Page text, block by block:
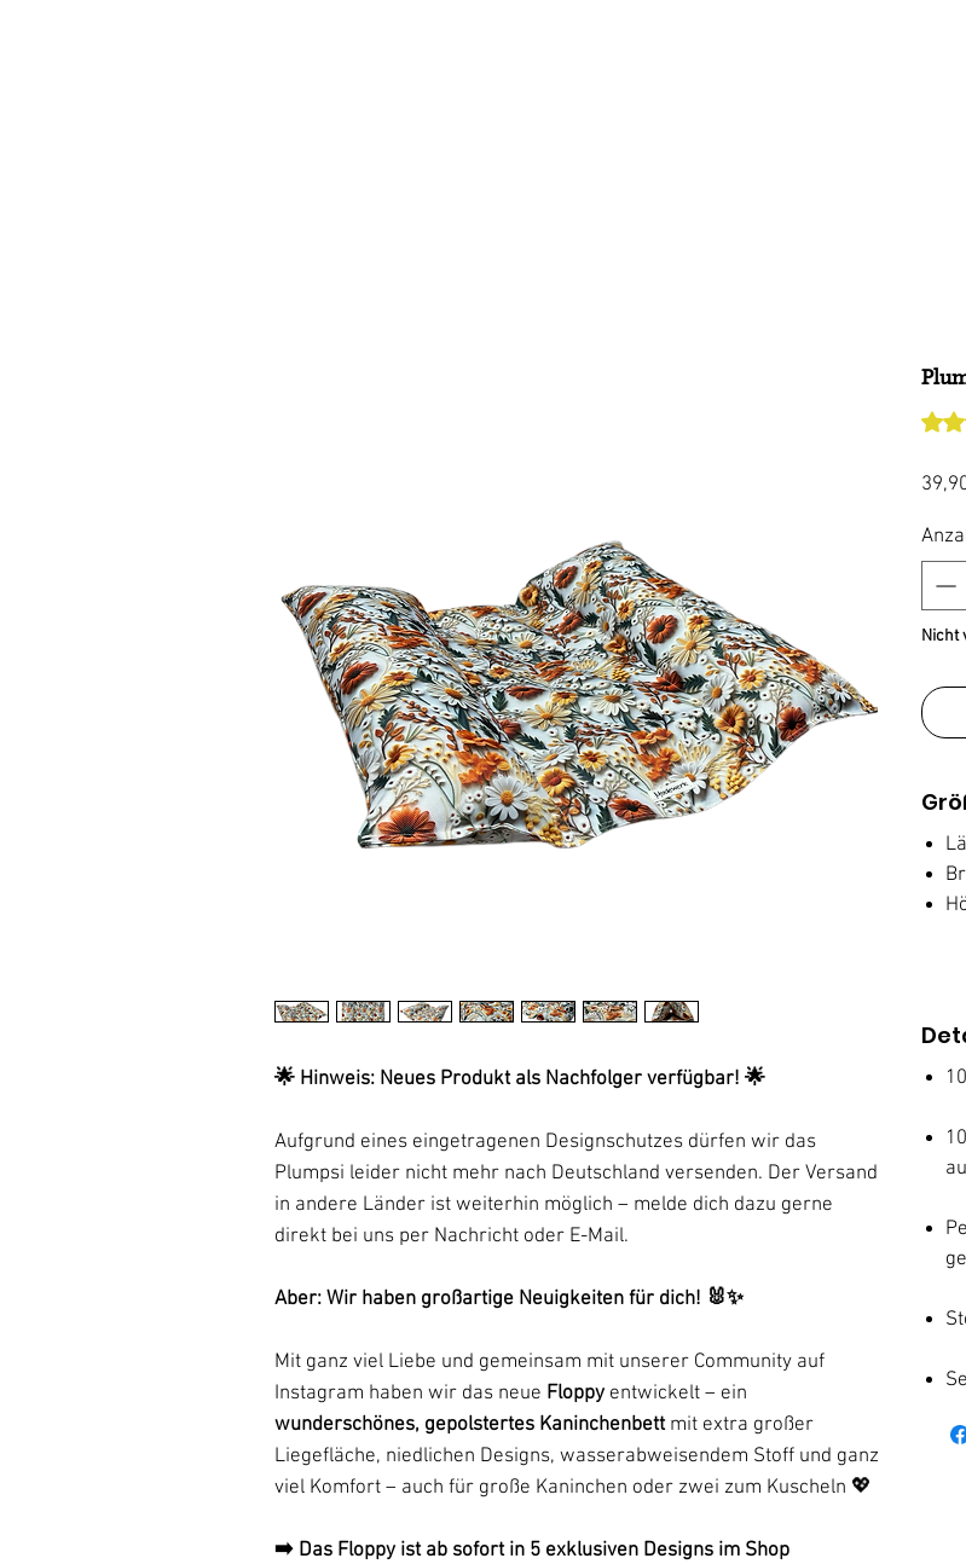
🌟 Hinweis: Neues Produkt als Nachfolger verfügbar! 🌟
Aufgrund eines eingetragenen Designschutzes dürfen wir das
Plumpsi leider nicht mehr nach Deutschland versenden. Der Versand
in andere Länder ist weiterhin möglich – melde dich dazu gerne
direkt bei uns per Nachricht oder E-Mail.
Aber: Wir haben großartige Neuigkeiten für dich! 🐰✨
Mit ganz viel Liebe und gemeinsam mit unserer Community auf
Instagram haben wir das neue Floppy entwickelt – ein
wunderschönes, gepolstertes Kaninchenbettmit extra großer
Liegefläche, niedlichen Designs, wasserabweisendem Stoff und ganz
viel Komfort – auch für große Kaninchen oder zwei zum Kuscheln 💖
➡️ Das Floppy ist ab sofort in 5 exklusiven Designs im Shop
Das
Nicht